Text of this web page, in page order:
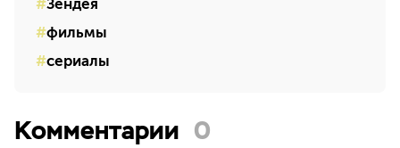
Зендея
фильмы
сериалы
Комментарии 0